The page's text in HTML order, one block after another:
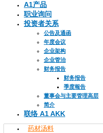
A1产品
职业询问
投资者关系
公告及通函
年度会议
企业架构
企业管治
财务报告
财务报告
季度報告
董事会与主要管理高层
简介
联络 A1 AKK
药材汤料